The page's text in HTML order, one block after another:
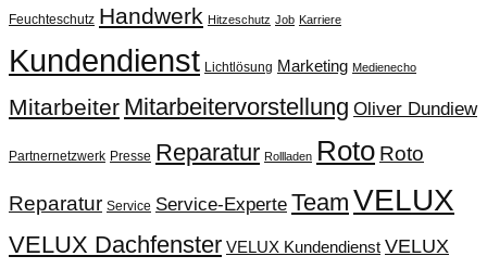
Feuchteschutz Handwerk Hitzeschutz Job Karriere
Kundendienst Lichtlösung Marketing Medienecho
Mitarbeiter Mitarbeitervorstellung Oliver Dundiew
Partnernetzwerk Presse Reparatur Rollladen Roto Roto
Reparatur Service Service-Experte Team VELUX
VELUX Dachfenster VELUX Kundendienst VELUX